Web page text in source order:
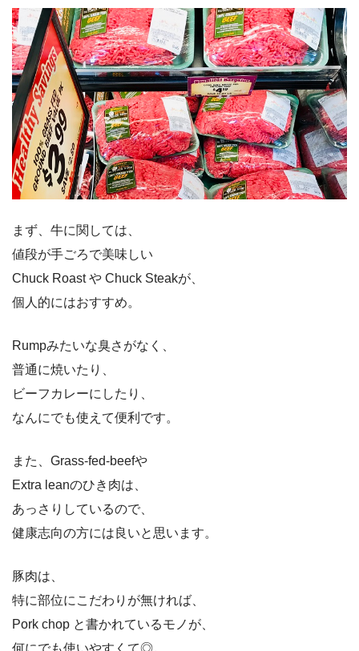
まず、牛に関しては、
値段が手ごろで美味しい
Chuck Roast や Chuck Steakが、
個人的にはおすすめ。
Rumpみたいな臭さがなく、
普通に焼いたり、
ビーフカレーにしたり、
なんにでも使えて便利です。
また、Grass-fed-beefや
Extra leanのひき肉は、
あっさりしているので、
健康志向の方には良いと思います。
豚肉は、
特に部位にこだわりが無ければ、
Pork chop と書かれているモノが、
何にでも使いやすくて◎。